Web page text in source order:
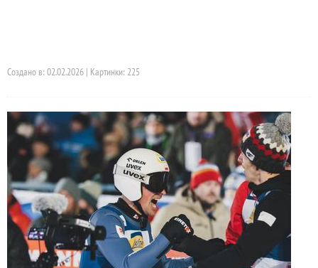
Создано в: 02.02.2026 | Картинки: 225